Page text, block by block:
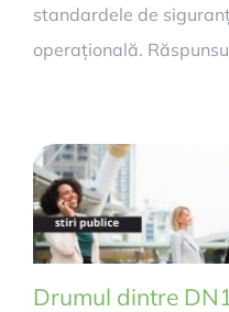
standardele de
operațională.
Drumul dintre